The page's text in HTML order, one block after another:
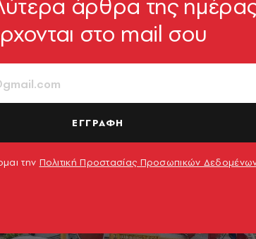
άρθρα της
στο mail σου
ΕΓΓΡΑΦΗ
την Πολιτική Προστασίας Προσωπικών